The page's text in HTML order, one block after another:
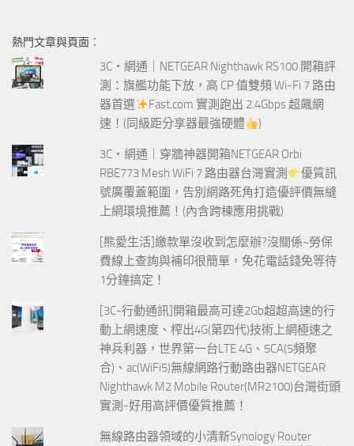
字:
熱門文章與頁面︰
3C‧網通｜NETGEAR Nighthawk RS100 開箱評
測：旗艦功能下放，高 CP 值雙頻 Wi-Fi 7 路由
器首選
Fast.com 實測跑出 2.4Gbps 超飆網
速！(同級距分享器最強硬體
)
3C‧網通｜穿牆神器開箱NETGEAR Orbi
RBE773 Mesh WiFi 7 路由器台灣實測
優質訊
號廣覆蓋範圍，告別網路死角打造優評價無縫
上網環境推薦！(內含跨棟應用挑戰)
[熊愛生活]繳款單沒收到怎麼辦?沒關係~勞保
費線上查詢與補印很簡單，免花電話錢免等待
1分鐘搞定！
[3C-行動通訊]開箱最高可達2Gb超超高速的行
動上網速度、榨出4G(第四代)技術上網極速之
神兵利器，世界第一台LTE 4G、5CA(5頻聚
合)、ac(WiFi5)無線網路行動路由器NETGEAR
Nighthawk M2 Mobile Router(MR2100)台灣街頭
實測-好用高評價優質推薦！
無線路由器領域的小清新Synology Router